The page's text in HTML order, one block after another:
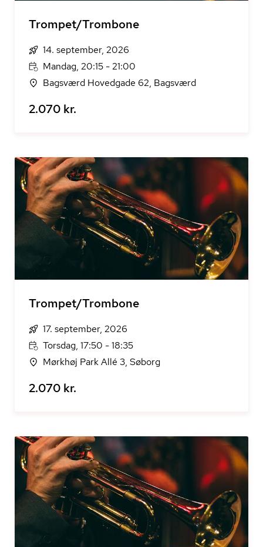
Trompet/Trombone
14. september, 2026
Mandag, 20:15 - 21:00
Bagsværd Hovedgade 62, Bagsværd
2.070 kr.
Trompet/Trombone
17. september, 2026
Torsdag, 17:50 - 18:35
Mørkhøj Park Allé 3, Søborg
2.070 kr.